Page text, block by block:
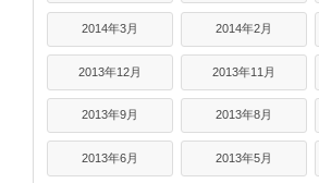
2014年3月 2014年2月
2013年12月 2013年11月
2013年9月 2013年8月
2013年6月 2013年5月